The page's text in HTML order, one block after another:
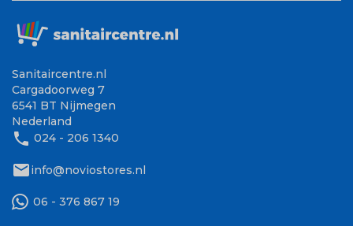
Sanitaircentre.nl
Cargadoorweg 7
6541 BT Nijmegen
Nederland
phone 024 - 206 1340
mailinfo@noviostores.nl
06 - 376 867 19